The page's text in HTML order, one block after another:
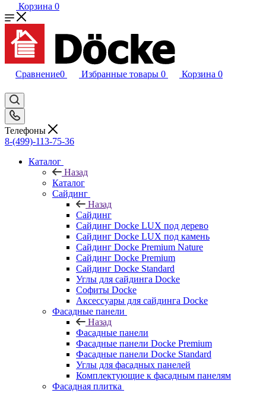
Корзина 0
Сравнение0 Избранные товары 0 Корзина 0
Телефоны
8-(499)-113-75-36
Каталог
Назад
Каталог
Сайдинг
Назад
Сайдинг
Сайдинг Docke LUX под дерево
Сайдинг Docke LUX под камень
Сайдинг Docke Premium Nature
Сайдинг Docke Premium
Сайдинг Docke Standard
Углы для сайдинга Docke
Софиты Docke
Аксессуары для сайдинга Docke
Фасадные панели
Назад
Фасадные панели
Фасадные панели Docke Premium
Фасадные панели Docke Standard
Углы для фасадных панелей
Комплектующие к фасадным панелям
Фасадная плитка